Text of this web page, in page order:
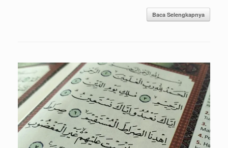
Baca Selengkapnya